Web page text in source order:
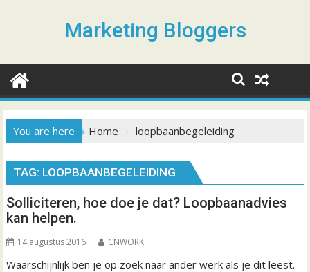
c
Marketing Bloggers
You are here Home loopbaanbegeleiding
TAG: LOOPBAANBEGELEIDING
Solliciteren, hoe doe je dat? Loopbaanadvies
kan helpen.
14 augustus 2016 CNWORK
Waarschijnlijk ben je op zoek naar ander werk als je dit leest.